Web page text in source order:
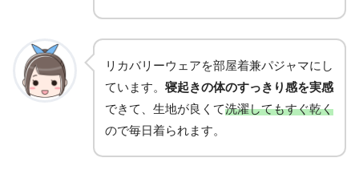
リカバリーウェアを部屋着兼パジャマにし
ています。 寝起きの体のすっきり感を実感
できて、生地が良くて洗濯してもすぐ乾く
ので毎日着られます。